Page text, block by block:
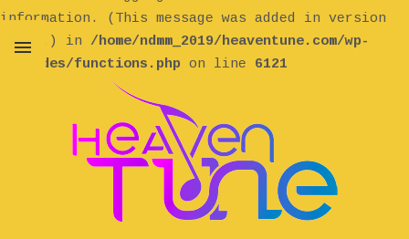
information. (This message was added in version
6.7.0.) in /home/ndmm_2019/heaventune.com/wp-
includes/functions.php on line 6121